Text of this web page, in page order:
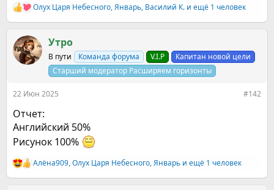
Р
е
к
ц
и
Олух Царя Небесного,Январь, Василий К. и ещё 1 человек
Утро
В пути Команда форума V.I.P
Капитан новой цели
Старший модератор Расширяем горизонты
22 Июн 2025 #142
Отчет:
Английский 50%
Рисунок 100%
Р
е
Алёна909,Олух Царя Небесного,Январь и ещё 1 человек